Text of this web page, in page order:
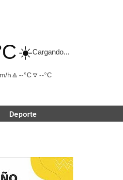
☀️Cargando...
h 🔼 --°C🔽 --°C
Deporte